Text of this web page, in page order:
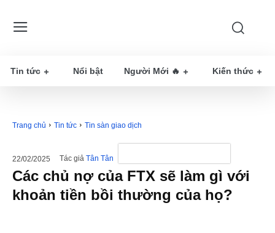
Tin tức Nổi bật Người Mới 🔥 Kiến thức
Trang chủ Tin tức Tin sàn giao dịch
22/02/2025 Tác giả Tân Tân
Các chủ nợ của FTX sẽ làm gì với
khoản tiền bồi thường của họ?